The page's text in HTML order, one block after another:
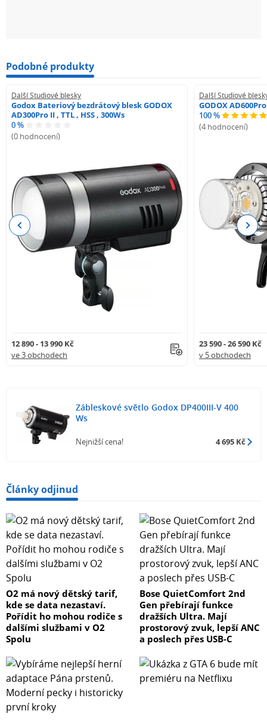
Podobné produkty
Další Studiové blesky
Godox Bateriový bezdrátový blesk GODOX
AD300Pro II , TTL , HSS , 300Ws
0 %
(0 hodnocení)
12 890 - 13 990 Kč
ve 3 obchodech
Další Studiové
GODOX AD600Pro
100 %
(4 hodnocení)
23 590 - 26 590 Kč
v 5 obchodech
Previous Next
Zábleskové světlo Godox DP400III-V 400
Ws
Nejnižší cena! 4 695 Kč
Články odjinud
O2 má nový dětský tarif,
kde se data nezastaví.
Pořídit ho mohou rodiče s
dalšími službami v O2
Spolu
Bose QuietComfort 2nd
Gen přebírají funkce
dražších Ultra. Mají
prostorový zvuk, lepší ANC
a poslech přes USB-C